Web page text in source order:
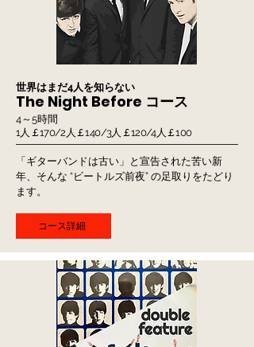
The Night Before コース
​世界はまだ4人を知らない
4～5時間
1人￡170/2人￡140/3人￡120/4人￡100
​「ギターバンドは古い」と宣告された苦い新
年、そんな “ビートルズ前夜” の足取りをたどり
ます。
コース詳細